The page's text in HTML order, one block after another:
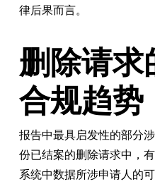
律后果而言。
删除请求
合规趋势
报告中最具启发性的部分
份已结案的删除请求中，
系统中数据所涉申请人的可